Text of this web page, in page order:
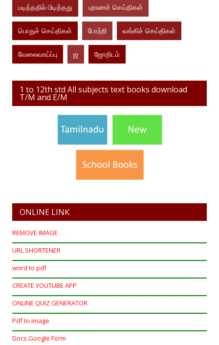
படித்ததில் பிடித்தது புராணச் செய்திகள்
பொதுச் செய்திகள் போற்றி வங்கிச் செய்திகள்
வேலைவாய்ப்பு ஜ ஜோதிடம்
1 to 12th std All subjects text books download
T/M and E/M
ONLINE LINK
REMOVE IMAGE
URL SHORTENER
word to pdf
CREATE YOUTUBE APP
ONLINE QUIZ GENERATOR
Pdf to image
Docs.Google Form